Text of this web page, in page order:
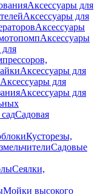
Аксессуары для
Аксессуары для
Аксессуары
Аксессуары
для
Аксессуары для
Аксессуары для
Аксессуары для
Садовая
Кусторезы,
Садовые
Сеялки,
Мойки высокого